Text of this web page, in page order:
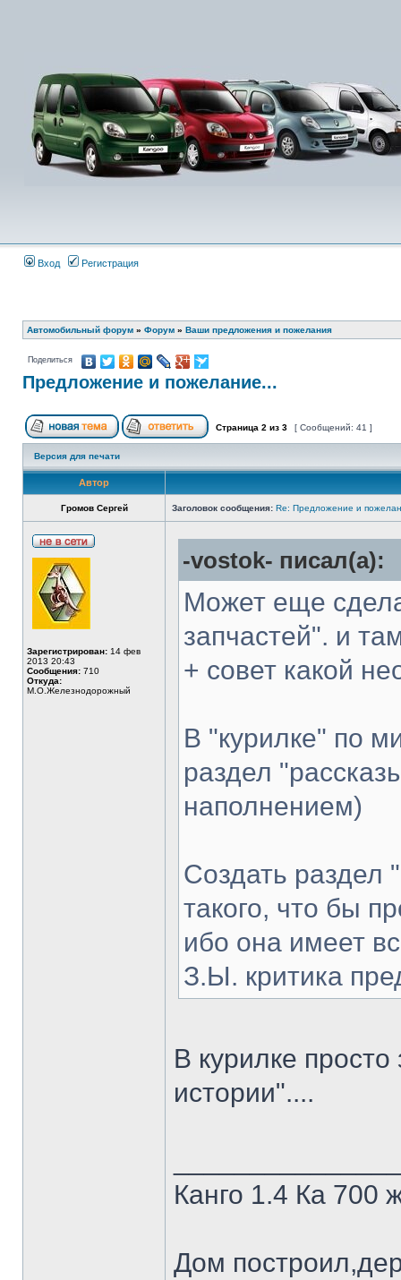
Вход Регистрация
Автомобильный форум » Форум » Ваши предложения и пожелания
Поделиться
Предложение и пожелание...
Страница 2 из 3 [ Сообщений: 41 ]
Версия для печати
Автор
Громов Сергей Заголовок сообщения: Re: Предложение и
Зарегистрирован: 14 фев
2013 20:43
Сообщения: 710
Откуда:
М.О.Железнодорожный
-vostok- писал(а):
Может еще
запчастей". и
+ совет какой
В "курилке" по
раздел
наполнением)
Создать раздел
такого, что бы
ибо она имеет
З.Ы. критика
В курилке
истории"....
Канго 1.4 Ка 700
Дом